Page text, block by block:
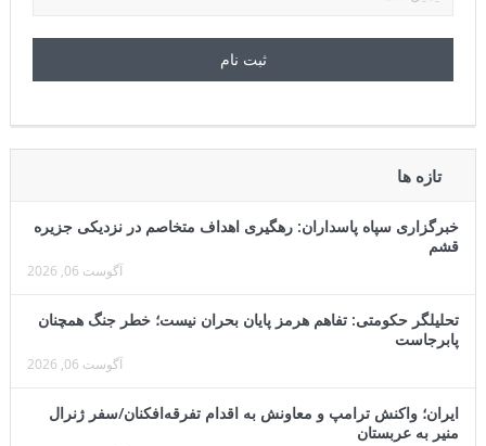
تازه ها
خبرگزاری سپاه پاسداران: رهگیری اهداف متخاصم در نزدیکی جزیره
قشم
آگوست 06, 2026
تحلیلگر حکومتی: تفاهم هرمز پایان بحران نیست؛ خطر جنگ همچنان
پابرجاست
آگوست 06, 2026
ایران؛ واکنش ترامپ و معاونش به اقدام تفرقه‌افکنان/سفر ژنرال
منیر به عربستان